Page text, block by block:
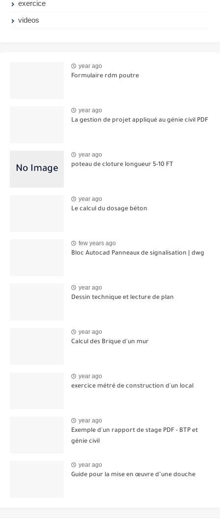
exercice
videos
year ago
Formulaire rdm poutre
year ago
La gestion de projet appliqué au génie civil PDF
year ago
poteau de cloture longueur 5-10 FT
year ago
Le calcul du dosage béton
few years ago
Bloc Autocad Panneaux de signalisation | dwg
year ago
Dessin technique et lecture de plan
year ago
Calcul des Brique d'un mur
year ago
exercice métré de construction d'un local
year ago
Exemple d'un rapport de stage PDF - BTP et
génie civil
year ago
Guide pour la mise en œuvre d’une douche